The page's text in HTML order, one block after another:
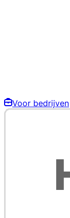
Voor bedrijven